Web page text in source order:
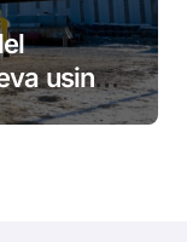
usina